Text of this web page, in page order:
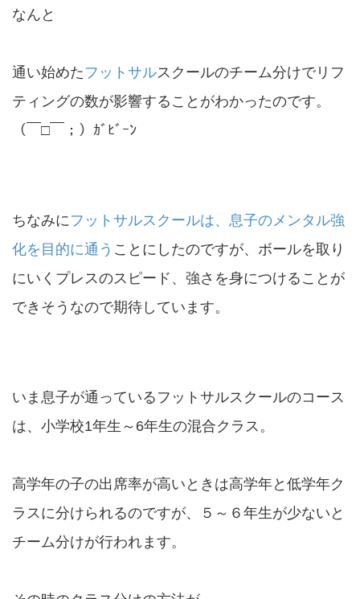
なんと
通い始めた フットサルスクールのチーム分けでリフ
ティングの数が影響することがわかったのです。
（￣□￣；）ｶﾞﾋﾞｰﾝ
ちなみにフットサルスクールは、息子のメンタル強
化を目的に通う ことにしたのですが、ボールを取り
にいくプレスのスピード、強さを身につけることが
できそうなので期待しています。
いま息子が通っているフットサルスクールのコース
は、小学校1年生～6年生の混合クラス。
高学年の子の出席率が高いときは高学年と低学年ク
ラスに分けられるのですが、５～６年生が少ないと
チーム分けが行われます。